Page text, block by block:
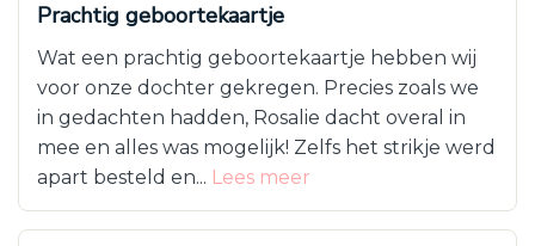
Prachtig geboortekaartje
Wat een prachtig geboortekaartje hebben wij
voor onze dochter gekregen. Precies zoals we
in gedachten hadden, Rosalie dacht overal in
mee en alles was mogelijk! Zelfs het strikje werd
apart besteld en... Lees meer